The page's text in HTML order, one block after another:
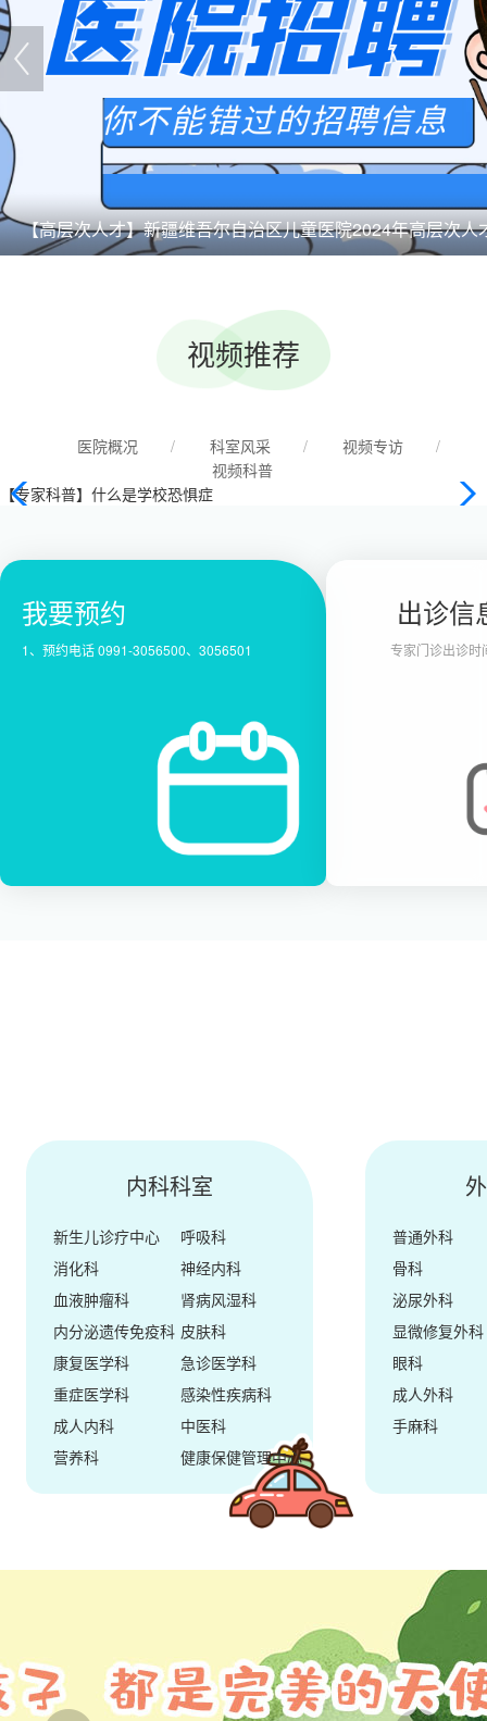
【编制内聘用】自治区儿童医院（北京儿童医院新疆医院）
视频推荐
医院概况 / 科室风采 / 视频专访
/
视频科普
【专家科普】什么是近视
我要预约
1、预约电话 0991-3056500、3056501
出诊信
专家门诊出诊时
内科科室
新生儿诊疗中心
呼吸科
消化科
神经内科
血液肿瘤科
肾病风湿科
内分泌遗传免疫科 皮肤科
康复医学科
急诊医学科
重症医学科
感染性疾病科
成人内科
中医科
营养科
健康保健管理中心
普通外科
骨科
泌尿外科
显微修复外科
眼科
成人外科
手麻科